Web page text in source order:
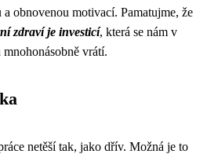
a obnovenou motivací. Pamatujme, že
zdraví je investicí, která se nám v
vrátí.
netěší tak, jako dřív. Možná je to